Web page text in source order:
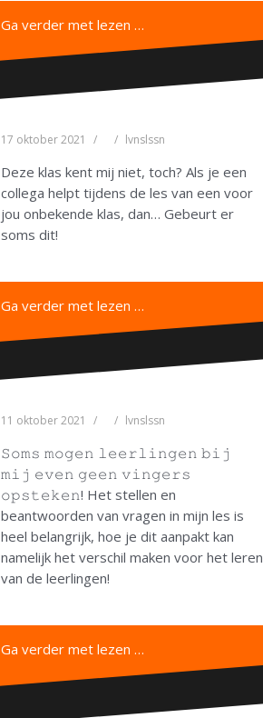
Ga verder met lezen …
17 oktober 2021 lvnslssn
Deze klas kent mij niet, toch? Als je een
collega helpt tijdens de les van een voor
jou onbekende klas, dan… Gebeurt er
soms dit!
Ga verder met lezen …
11 oktober 2021 lvnslssn
𝚂𝚘𝚖𝚜 𝚖𝚘𝚐𝚎𝚗 𝚕𝚎𝚎𝚛𝚕𝚒𝚗𝚐𝚎𝚗 𝚋𝚒𝚓
𝚖𝚒𝚓 𝚎𝚟𝚎𝚗 𝚐𝚎𝚎𝚗 𝚟𝚒𝚗𝚐𝚎𝚛𝚜
𝚘𝚙𝚜𝚝𝚎𝚔𝚎𝚗! Het stellen en
beantwoorden van vragen in mijn les is
heel belangrijk, hoe je dit aanpakt kan
namelijk het verschil maken voor het leren
van de leerlingen!
Ga verder met lezen …